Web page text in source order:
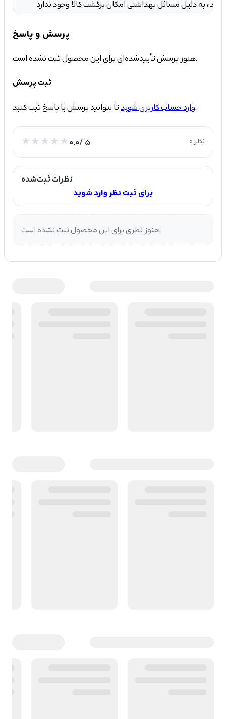
پرسش و پاسخ
هنوز پرسش تأییدشده‌ای برای این محصول ثبت نشده است.
ثبت پرسش
وارد حساب کاربری شویدتا بتوانید پرسش یا پاسخ ثبت کنید.
0.0/ 5 0 نظر
نظرات ثبت‌شده
برای ثبت نظر وارد شوید
هنوز نظری برای این محصول ثبت نشده است.